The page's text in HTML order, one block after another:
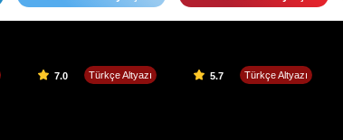
7.0 Türkçe Altyazı 5.7 Türkçe Altyazı